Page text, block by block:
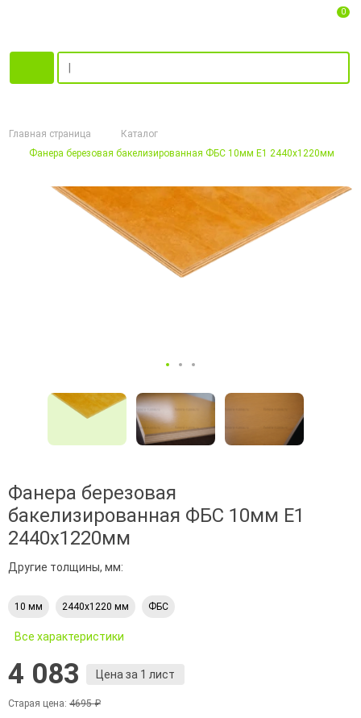
0
Главная страница
Каталог
Фанера березовая бакелизированная ФБС 10мм Е1 2440х1220мм
Фанера березовая
бакелизированная ФБС 10мм Е1
2440х1220мм
Другие толщины, мм:
10 мм 2440х1220 мм ФБС
Все характеристики
4 083 Цена за 1 лист
Старая цена: 4695 ₽